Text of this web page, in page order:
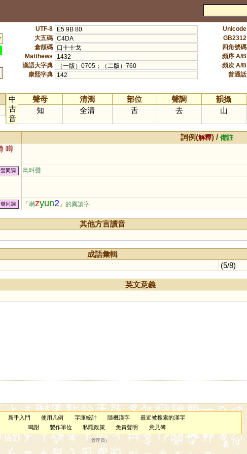
UTF-8
E5 9B 80
大五碼 C4DA
倉頡碼
口十十戈
Matthews
1432
漢語大字典
（一版）0705；（二版）760
康熙字典
142
Unicode
GB2312
四角號碼
頻序 A/B
頻次 A/B
普通話
中
古
音
聲母 清濁 部位 聲調 韻攝
知
全清 舌 去 山
詞例(解釋) /備註
噂
聲同調 鳥叫聲
聲同調 「囀zyun2 」的異讀字
其他方言讀音
成語彙輯
(5/8)
英文意義
新手入門 使用凡例 字庫統計 隨機漢字
最近被搜索的漢字
鳴謝
製作單位 私隱政策 免責聲明 意見簿
（管理員 ）